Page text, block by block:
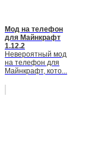
Мод на телефон
для Майнкрафт
1.12.2
Невероятный мод
на телефон для
Майнкрафт, кото...